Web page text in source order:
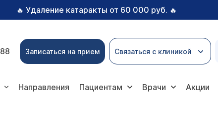
🔥 Удаление катаракты от 60 000 руб. 🔥
Записаться на прием Связаться с клиникой
Направления Пациентам Врачи Акции